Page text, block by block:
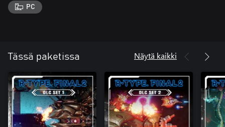
PC
Tässä paketissa Näytä kaikki